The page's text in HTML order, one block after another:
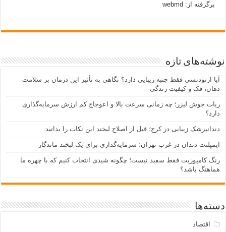
برگرفته از: webmd
نوشته‌های تازه
آیا ارتودنسی فقط جنبه زیبایی دارد؟ نگاهی به تأثیر این درمان بر سلامت
دهان، فک و کیفیت زندگی
ربات جوش لیزر؛ چه زمانی سرعت بالا و اعوجاج کم ارزش سرمایه‌گذاری
دارد؟
دندانپزشک زیبایی در کرج؛ قبل از اصلاح لبخند این نکات را بدانید
ایمپلنت دندان در غرب تهران؛ سرمایه‌گذاری برای یک لبخند ماندگار
رنگ کامپوزیت فقط سفید نیست؛ چگونه شیدی انتخاب کنیم که با چهره ما
هماهنگ باشد؟
دسته‌ها
اقتصاد